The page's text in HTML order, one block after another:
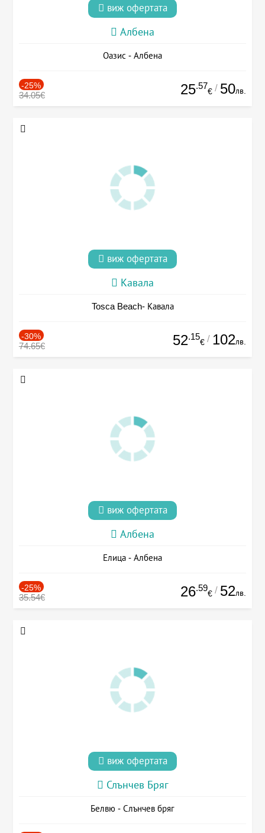
виж офертата
Албена
Оазис - Албена
-25%
34.05€ 25.57
€ / 50лв.
виж офертата
Кавала
Tosca Beach- Кавала
-30%
74.65€ 52.15
€ / 102лв.
виж офертата
Албена
Елица - Албена
-25%
35.54€ 26.59
€ / 52лв.
виж офертата
Слънчев Бряг
Белвю - Слънчев бряг